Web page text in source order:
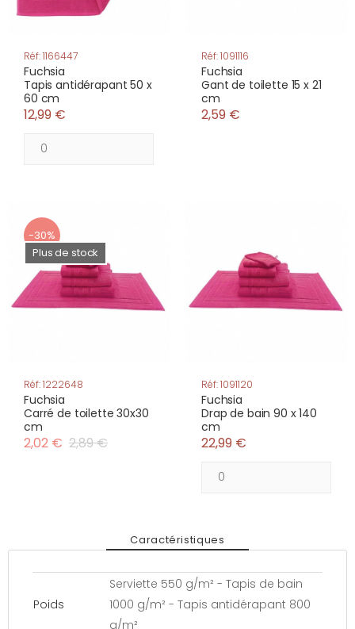
Réf: 1166447
Fuchsia
Tapis antidérapant 50 x
60 cm
12,99 €
Réf: 1091116
Fuchsia
Gant de toilette 15 x 21
cm
2,59 €
-30%
Plus de stock
Réf: 1222648
Fuchsia
Carré de toilette 30x30
cm
2,02 € 2,89 €
Réf: 1091120
Fuchsia
Drap de bain 90 x 140
cm
22,99 €
Caractéristiques
Poids
Serviette 550 g/m² - Tapis de bain
1000 g/m² - Tapis antidérapant 800
g/m²